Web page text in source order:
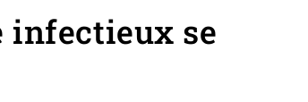
infectieux se